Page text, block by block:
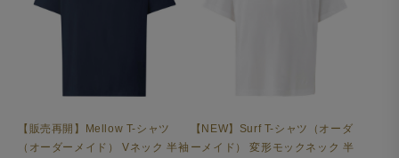
【販売再開】Mellow T-シャツ
（オーダーメイド） Vネック 半袖
【NEW】Surf T-シャツ（オーダ
ーメイド） 変形モックネック 半